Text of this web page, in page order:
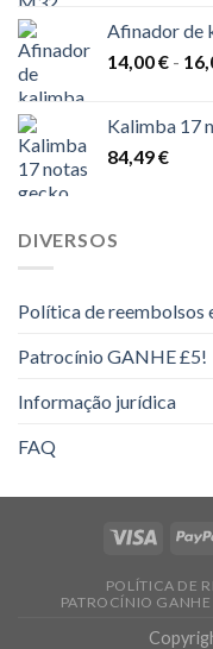
Afinador de
14,00€ -
Kalimba 17
84,49€
DIVERSOS
Política de reembolsos
Patrocínio GANHE £5!
Informação jurídica
FAQ
POLÍTICA DE
PATROCÍNIO